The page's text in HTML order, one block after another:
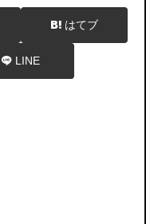
はてブ
LINE